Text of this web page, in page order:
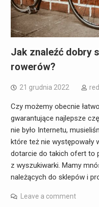
Jak znaleźć dobry
rowerów?
21 grudnia 2022
Czy możemy obecnie
gwarantujące najlepsze
nie było Internetu,
które też nie występowały
dotarcie do takich ofert to
z wyszukiwarki. Mamy
należących do sklepów i
Leave a comment